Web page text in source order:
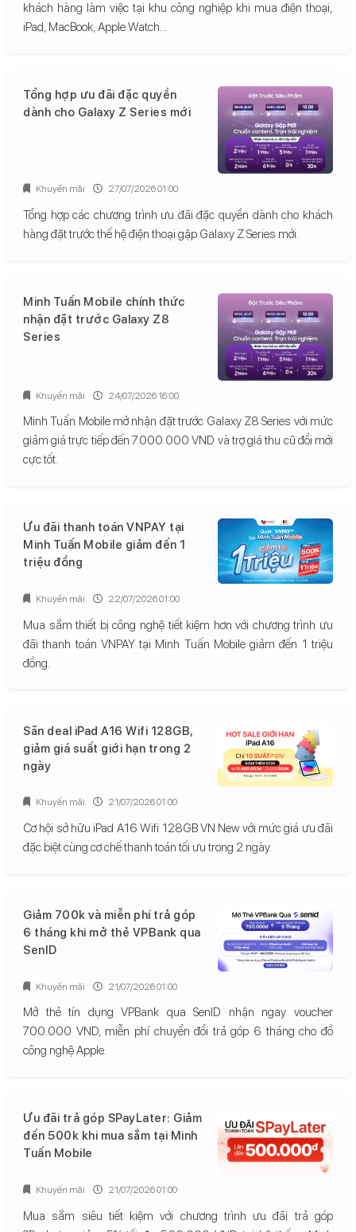
khách hàng làm việc tại khu công nghiệp khi mua điện thoại,
iPad, MacBook, Apple Watch...
Tổng hợp ưu đãi đặc quyền
dành cho Galaxy Z Series mới
Tổng hợp các chương trình ưu đãi đặc quyền dành cho khách
hàng đặt trước thế hệ điện thoại gập Galaxy Z Series mới.
Khuyến mãi 27/07/2026 01:00
Minh Tuấn Mobile chính thức
nhận đặt trước Galaxy Z8
Series
Minh Tuấn Mobile mở nhận đặt trước Galaxy Z8 Series với mức
giảm giá trực tiếp đến 7.000.000 VND và trợ giá thu cũ đổi mới
cực tốt.
Khuyến mãi 24/07/2026 16:00
Ưu đãi thanh toán VNPAY tại
Minh Tuấn Mobile giảm đến 1
triệu đồng
Mua sắm thiết bị công nghệ tiết kiệm hơn với chương trình ưu
đãi thanh toán VNPAY tại Minh Tuấn Mobile giảm đến 1 triệu
đồng.
Khuyến mãi 22/07/2026 01:00
Săn deal iPad A16 Wifi 128GB,
giảm giá suất giới hạn trong 2
ngày
Cơ hội sở hữu iPad A16 Wifi 128GB VN New với mức giá ưu đãi
đặc biệt cùng cơ chế thanh toán tối ưu trong 2 ngày.
Khuyến mãi 21/07/2026 01:00
Giảm 700k và miễn phí trả góp
6 tháng khi mở thẻ VPBank qua
SenID
Mở thẻ tín dụng VPBank qua SenID nhận ngay voucher
700.000 VND, miễn phí chuyển đổi trả góp 6 tháng cho đồ
công nghệ Apple.
Khuyến mãi 21/07/2026 01:00
Ưu đãi trả góp SPayLater: Giảm
đến 500k khi mua sắm tại Minh
Tuấn Mobile
Mua sắm siêu tiết kiệm với chương trình ưu đãi trả góp
Khuyến mãi 21/07/2026 01:00